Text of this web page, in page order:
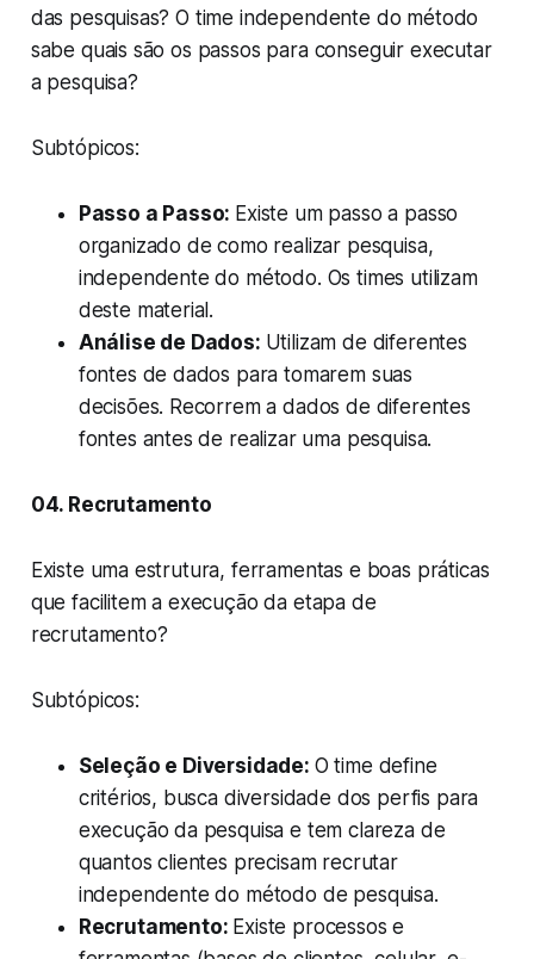
das pesquisas? O time independente do método
sabe quais são os passos para conseguir executar
a pesquisa?
Subtópicos:
Passo a Passo: Existe um passo a passo
organizado de como realizar pesquisa,
independente do método. Os times utilizam
deste material.
Análise de Dados: Utilizam de diferentes
fontes de dados para tomarem suas
decisões. Recorrem a dados de diferentes
fontes antes de realizar uma pesquisa.
04. Recrutamento
Existe uma estrutura, ferramentas e boas práticas
que facilitem a execução da etapa de
recrutamento?
Subtópicos:
Seleção e Diversidade: O time define
critérios, busca diversidade dos perfis para
execução da pesquisa e tem clareza de
quantos clientes precisam recrutar
independente do método de pesquisa.
Recrutamento: Existe processos e